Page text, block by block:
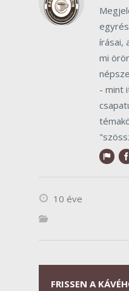
írásai,
mi
- mint
10 éve
FRISSEN A